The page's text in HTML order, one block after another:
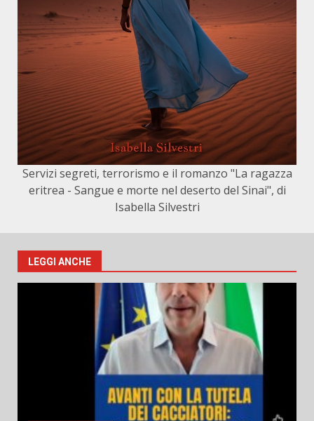
Servizi segreti, terrorismo e il romanzo "La ragazza
eritrea - Sangue e morte nel deserto del Sinai", di
Isabella Silvestri
LEGGI ANCHE